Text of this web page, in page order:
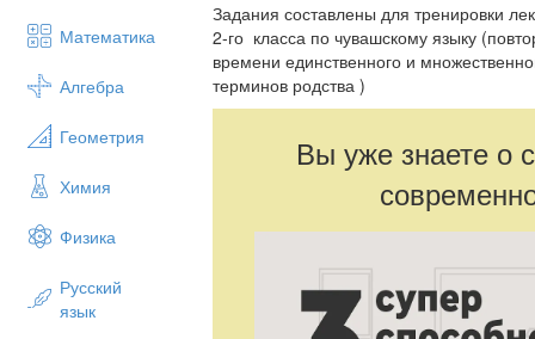
Математика
Алгебра
Геометрия
Химия
Физика
Русский
язык
Задания составлены для тренировки
2-го класса по чувашскому языку
времени единственного и
терминов родства )
Вы уже знаете о